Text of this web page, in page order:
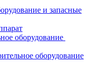
и запасные
оборудование
оборудование